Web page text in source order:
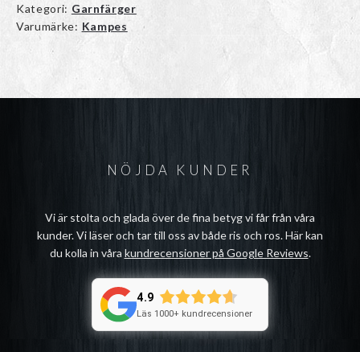
Kategori: Garnfärger
Varumärke: Kampes
NÖJDA KUNDER
Vi är stolta och glada över de fina betyg vi får från våra
kunder. Vi läser och tar till oss av både ris och ros. Här kan
du kolla in våra kundrecensioner på Google Reviews.
4.9
Läs 1000+ kundrecensioner